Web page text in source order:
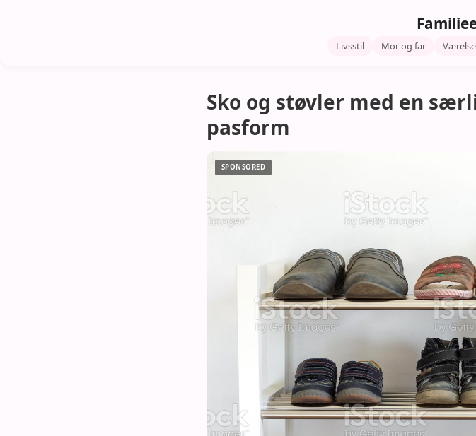
Livsstil Mor og far Værelse
Sko og støvler med en
pasform